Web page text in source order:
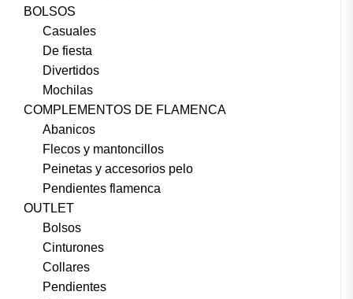
BOLSOS
Casuales
De fiesta
Divertidos
Mochilas
COMPLEMENTOS DE FLAMENCA
Abanicos
Flecos y mantoncillos
Peinetas y accesorios pelo
Pendientes flamenca
OUTLET
Bolsos
Cinturones
Collares
Pendientes